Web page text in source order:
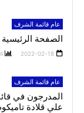
عام قائمة الشرف
الصفحة الرئيسية
2022-02-18
عام قائمة الشرف
المدرجون في
علي قلادة